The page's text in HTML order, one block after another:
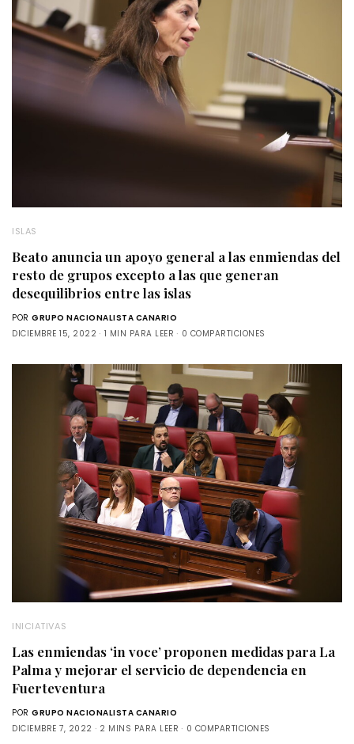
ISLAS
Beato anuncia un apoyo general a las enmiendas del
resto de grupos excepto a las que generan
desequilibrios entre las islas
POR GRUPO NACIONALISTA CANARIO
DICIEMBRE 15, 2022
1 MIN PARA LEER 0 COMPARTICIONES
INICIATIVAS
Las enmiendas ‘in voce’ proponen medidas para La
Palma y mejorar el servicio de dependencia en
Fuerteventura
POR GRUPO NACIONALISTA CANARIO
DICIEMBRE 7, 2022
2 MINS PARA LEER 0 COMPARTICIONES